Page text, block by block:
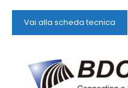
Vai alla scheda tecnica